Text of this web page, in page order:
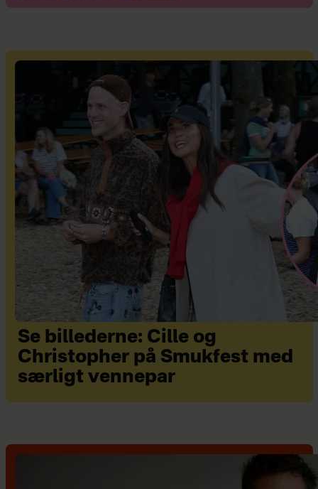
Se billederne: Cille og
Christopher på Smukfest med
særligt vennepar